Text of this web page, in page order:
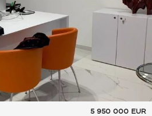
5 950 000 EUR